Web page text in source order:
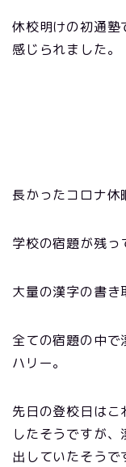
休校明けの初通塾
感じられました。
長かったコロナ休
学校の宿題が残っ
大量の漢字の書
全ての宿題の中で
ハリー。
先日の登校日は
したそうですが
出していたそうで